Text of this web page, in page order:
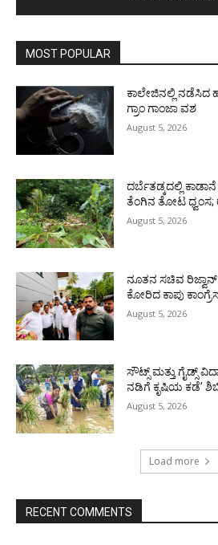
MOST POPULAR
ಕಾಲೇಜಿನಲ್ಲಿ ನಡೆಸಿದ
ಗ್ರಾಂ ಗಾಂಜಾ ವಶ
August 5, 2026
ದರ್ಬೆತಡ್ಕದಲ್ಲಿ
ತೆಂಗಿನ ತೋಟ ಧ್ವಂಸ;
August 5, 2026
ನೂತನ ಸಚಿವ
ಕೋರಿದ ಕಾಪು
August 5, 2026
ಸೌಟ್ಸ್ ಮತ್ತು ಗೈಡ್ಸ್
ನಡಿಗೆ ಕೃಷಿಯ ಕಡೆ’
August 5, 2026
Load more
RECENT COMMENTS